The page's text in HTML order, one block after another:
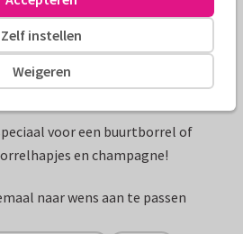
voor een buurtborrel of
en champagne!
naar wens aan te passen
Weigeren
Zelf instellen